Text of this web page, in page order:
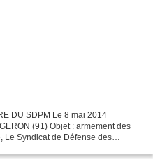
DU SDPM Le 8 mai 2014
(91) Objet : armement des
Le Syndicat de Défense des